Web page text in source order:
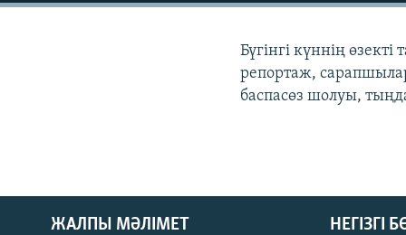
Бүгінгі күннің
репортаж,
баспасөз шолуы,
ЖАЛПЫ МӘЛІМЕТ НЕГІЗГІ